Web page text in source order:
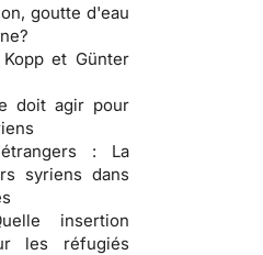
goutte d'eau
Kopp et Günter
doit agir pour
: La
syriens dans
insertion
les réfugiés